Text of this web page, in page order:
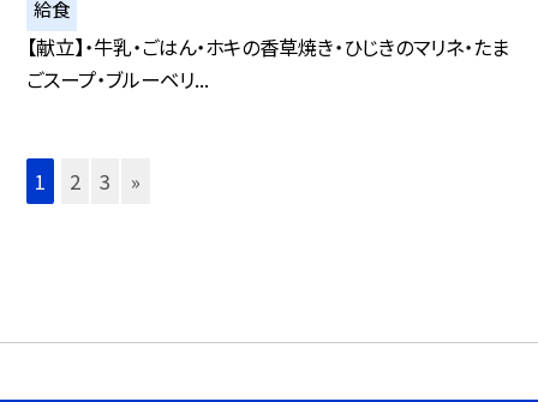
給食
【献立】・牛乳・ごはん・ホキの香草焼き・ひじきのマリネ・たま
ごスープ・ブルーベリ...
1 2 3 »